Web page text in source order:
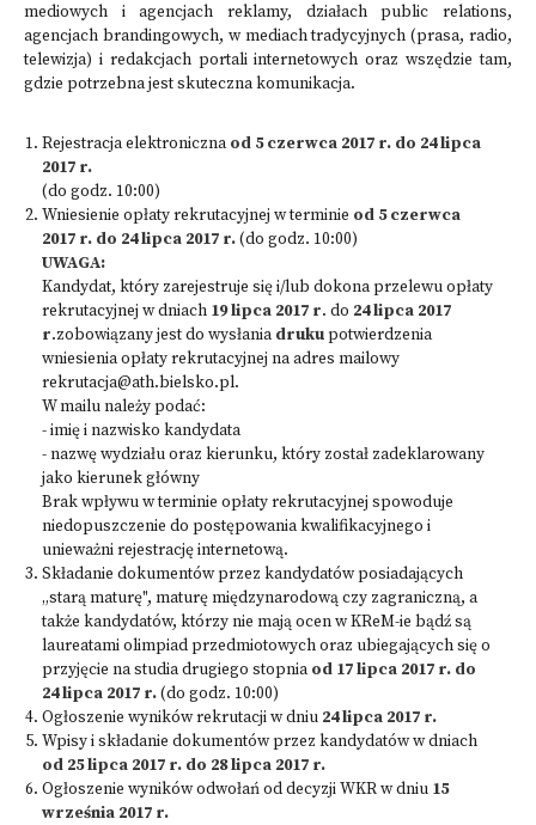
mediowych i agencjach reklamy, działach public relations,
agencjach brandingowych, w mediach tradycyjnych (prasa, radio,
telewizja) i redakcjach portali internetowych oraz wszędzie tam,
gdzie potrzebna jest skuteczna komunikacja.
Rejestracja elektroniczna od 5 czerwca 2017 r. do 24 lipca
2017 r.
(do godz. 10:00)
Wniesienie opłaty rekrutacyjnej w terminie od 5 czerwca
2017 r. do 24 lipca 2017 r.(do godz. 10:00)
UWAGA:
Kandydat, który zarejestruje się i/lub dokona przelewu opłaty
rekrutacyjnej w dniach 19 lipca 2017 r. do 24 lipca 2017
r.zobowiązany jest do wysłania drukupotwierdzenia
wniesienia opłaty rekrutacyjnej na adres mailowy
rekrutacja@ath.bielsko.pl.
W mailu należy podać:
- imię i nazwisko kandydata
- nazwę wydziału oraz kierunku, który został zadeklarowany
jako kierunek główny
Brak wpływu w terminie opłaty rekrutacyjnej spowoduje
niedopuszczenie do postępowania kwalifikacyjnego i
unieważni rejestrację internetową.
Składanie dokumentów przez kandydatów posiadających
„starą maturę", maturę międzynarodową czy zagraniczną, a
także kandydatów, którzy nie mają ocen w KReM-ie bądź są
laureatami olimpiad przedmiotowych oraz ubiegających się o
przyjęcie na studia drugiego stopnia od 17 lipca 2017 r. do
24 lipca 2017 r.(do godz. 10:00)
Ogłoszenie wyników rekrutacji w dniu 24 lipca 2017 r.
Wpisy i składanie dokumentów przez kandydatów w dniach
od 25 lipca 2017 r. do 28 lipca 2017 r.
Ogłoszenie wyników odwołań od decyzji WKR w dniu 15
września 2017 r.